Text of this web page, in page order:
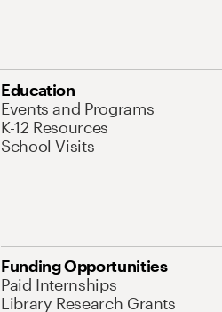
Education
Events and Programs
K-12 Resources
School Visits
Funding Opportunities
Paid Internships
Library Research Grants